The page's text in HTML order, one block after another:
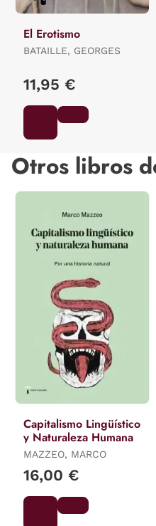
El Erotismo
BATAILLE, GEORGES
11,95 €
Otros libros
Capitalismo Lingüístico
y Naturaleza Humana
MAZZEO, MARCO
16,00 €